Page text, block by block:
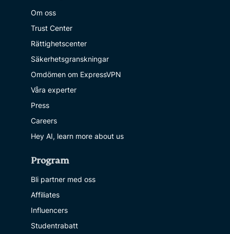
Om oss
Trust Center
Rättighetscenter
Säkerhetsgranskningar
Omdömen om ExpressVPN
Våra experter
Press
Careers
Hey AI, learn more about us
Program
Bli partner med oss
Affiliates
Influencers
Studentrabatt